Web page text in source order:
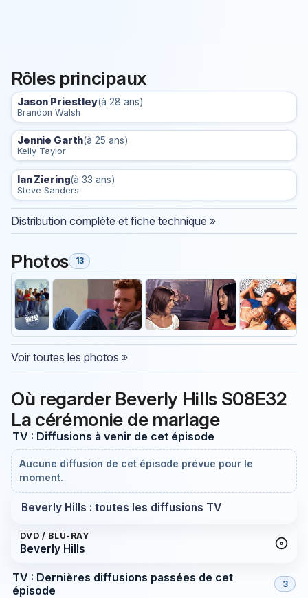
Rôles principaux
Jason Priestley(à 28 ans)
Brandon Walsh
Jennie Garth(à 25 ans)
Kelly Taylor
Ian Ziering(à 33 ans)
Steve Sanders
Distribution complète et fiche technique »
Photos 13
Voir toutes les photos »
Où regarder Beverly Hills S08E32
La cérémonie de mariage
TV : Diffusions à venir de cet épisode
Aucune diffusion de cet épisode prévue pour le
moment.
Beverly Hills : toutes les diffusions TV
DVD / BLU-RAY
Beverly Hills
TV : Dernières diffusions passées de cet
épisode
3